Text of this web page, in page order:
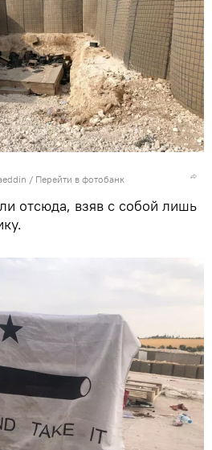
/ Перейти в фотобанк
отсюда, взяв с собой лишь